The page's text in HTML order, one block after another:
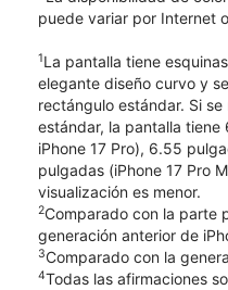
puede variar por Internet
1La pantalla tiene
elegante diseño curvo y
rectángulo estándar. Si
estándar, la pantalla tiene
iPhone 17 Pro), 6.55
pulgadas (iPhone 17 Pro
visualización es menor.
2Comparado con la parte
generación anterior de
3Comparado con la
4Todas las afirmaciones